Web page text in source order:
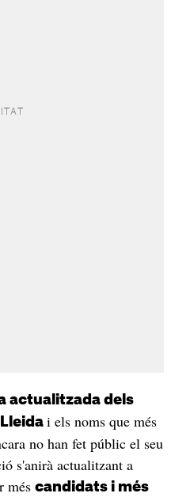
actualitzada dels
i els noms que més
no han fet públic el seu
s'anirà actualitzant a
més candidats i més